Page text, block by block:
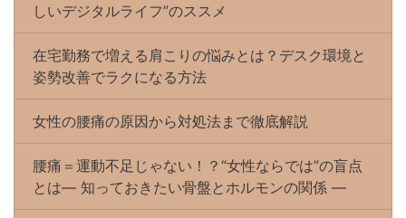
しいデジタルライフ”のススメ
在宅勤務で増える肩こりの悩みとは？デスク環境と
姿勢改善でラクになる方法
女性の腰痛の原因から対処法まで徹底解説
腰痛＝運動不足じゃない！？“女性ならでは”の盲点
とは― 知っておきたい骨盤とホルモンの関係 ―